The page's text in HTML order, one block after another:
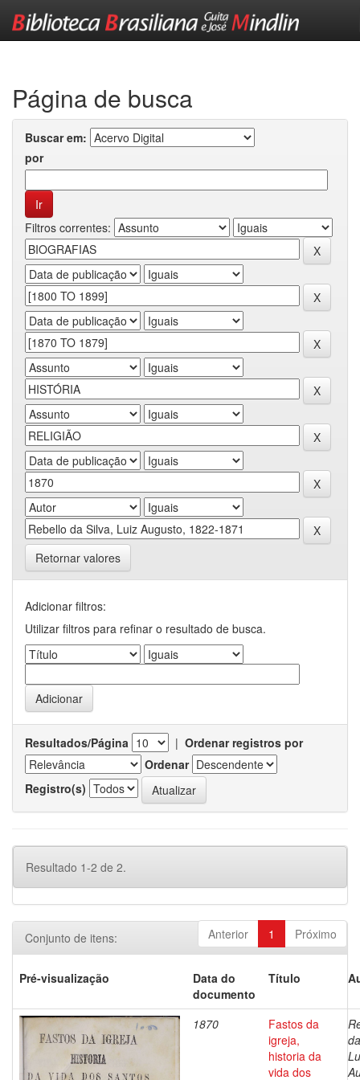
Página de busca
Buscar em:
por
Filtros correntes:
Retornar valores
Adicionar filtros:
Utilizar filtros para refinar o resultado de busca.
Resultados/Página | Ordenar registros por
Ordenar
Registro(s)
Resultado 1-2 de 2.
Anterior 1 Próximo
Conjunto de itens:
Pré-visualização
Data do
documento
Título
1870
Fastos da
igreja,
historia da
vida dos